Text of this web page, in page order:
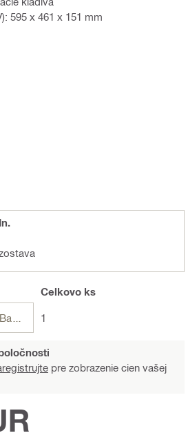
595 x 461 x 151 mm
Celkovo ks
1
pre zobrazenie cien vašej